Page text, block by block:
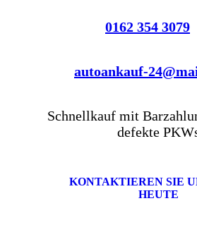
0162 354 3079
autoankauf-
Schnellkauf mit
defekte
KONTAKTIEREN SIE
HEUTE